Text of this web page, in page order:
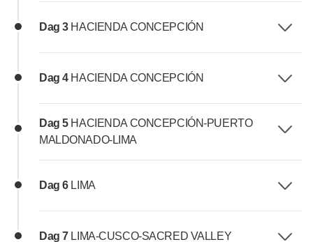
Dag 3 HACIENDA CONCEPCIÓN
Dag 4 HACIENDA CONCEPCIÓN
Dag 5 HACIENDA CONCEPCIÓN-PUERTO
MALDONADO-LIMA
Dag 6 LIMA
Dag 7 LIMA-CUSCO-SACRED VALLEY